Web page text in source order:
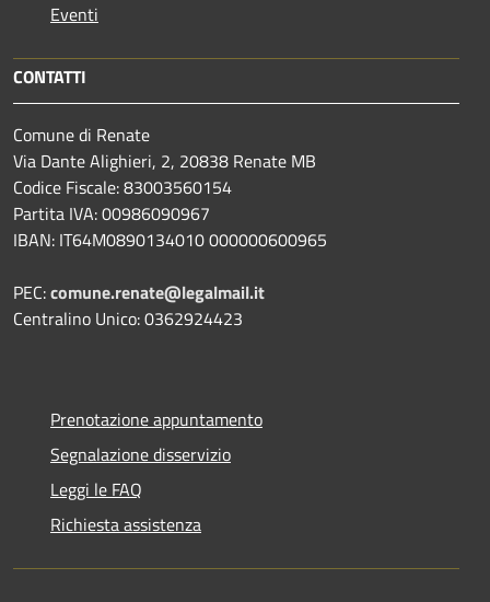
Eventi
CONTATTI
Comune di Renate
Via Dante Alighieri, 2, 20838 Renate MB
Codice Fiscale: 83003560154
Partita IVA: 00986090967
IBAN: IT64M0890134010 000000600965
PEC:comune.renate@legalmail.it
Centralino Unico: 0362924423
Prenotazione appuntamento
Segnalazione disservizio
Leggi le FAQ
Richiesta assistenza